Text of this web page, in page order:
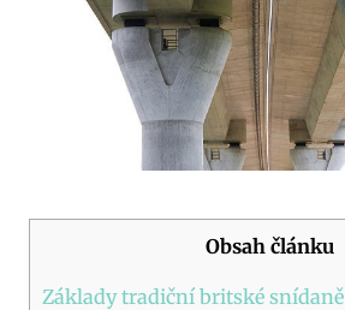
Obsah článku
Základy tradiční britské snídaně